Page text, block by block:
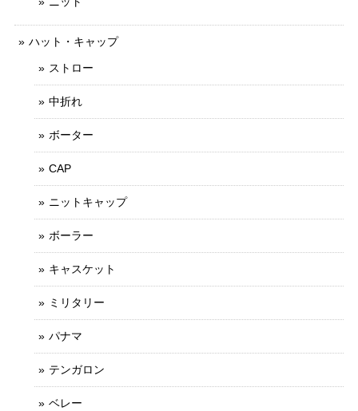
ハット・キャップ
ストロー
中折れ
ボーター
CAP
ニットキャップ
ボーラー
キャスケット
ミリタリー
パナマ
テンガロン
ベレー